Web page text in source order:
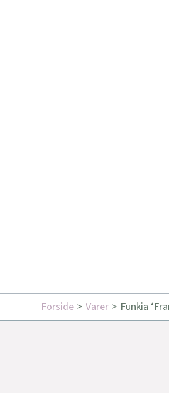
Forside Varer Funkia